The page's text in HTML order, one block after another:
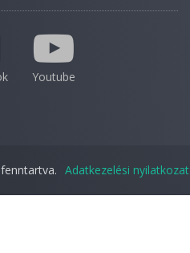
Youtube
Adatkezelési nyilatkozat